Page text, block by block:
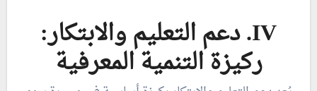
IV. دعم التعليم والابتكار:
ركيزة التنمية المعرفية